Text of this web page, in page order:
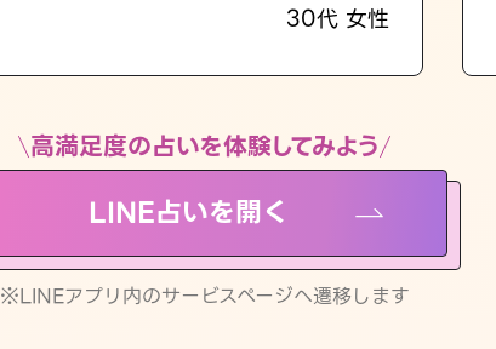
30代 女性
高満足度の占いを体験してみよう
LINE占いを開く
※LINEアプリ内のサービスページへ遷移します